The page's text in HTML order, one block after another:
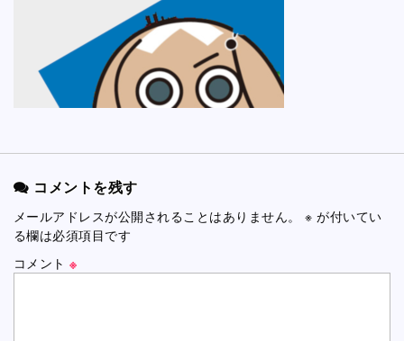
コメントを残す
メールアドレスが公開されることはありません。 ※ が付いてい
る欄は必須項目です
コメント※